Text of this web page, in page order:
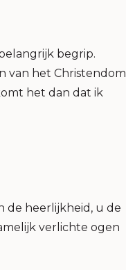
begrip.
van het Christendom
het dan dat ik
de heerlijkheid, u de
verlichte ogen